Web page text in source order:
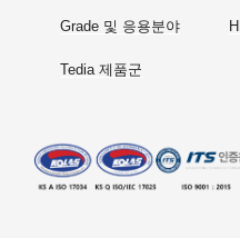
Grade 및 응용분야
Tedia 제품군